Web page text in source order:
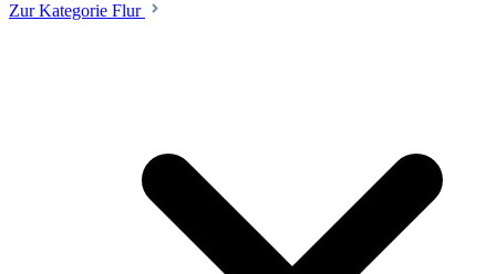
Zur Kategorie Flur